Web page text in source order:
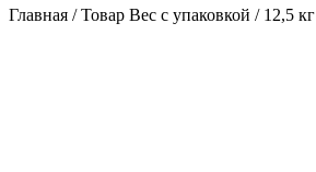
Главная / Товар Вес с упаковкой / 12,5 кг